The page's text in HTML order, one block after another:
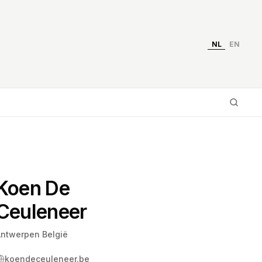
NL EN
De
België
koendeceuleneer.be